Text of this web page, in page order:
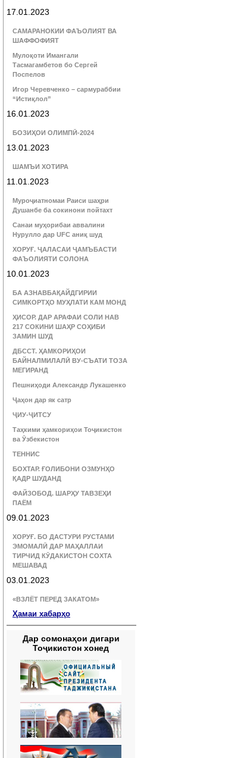
17.01.2023
САМАРАНОКИИ ФАЪОЛИЯТ ВА
ШАФФОФИЯТ
Мулоқоти Имангали
Тасмагамбетов бо Сергей
Поспелов
Игор Черевченко – сармураббии
“Истиқлол”
16.01.2023
БОЗИҲОИ ОЛИМПӢ-2024
13.01.2023
ШАМЪИ ХОТИРА
11.01.2023
Муроҷиатномаи Раиси шаҳри
Душанбе ба сокинони пойтахт
Санаи муҳорибаи аввалини
Нурулло дар UFC аниқ шуд
ХОРУҒ. ҶАЛАСАИ ҶАМЪБАСТИ
ФАЪОЛИЯТИ СОЛОНА
10.01.2023
БА АЗНАВБАҚАЙДГИРИИ
СИМКОРТҲО МУҲЛАТИ КАМ МОНД
ҲИСОР. ДАР АРАФАИ СОЛИ НАВ
217 СОКИНИ ШАҲР СОҲИБИ
ЗАМИН ШУД
ДБССТ. ҲАМКОРИҲОИ
БАЙНАЛМИЛАЛӢ ВУ-СЪАТИ ТОЗА
МЕГИРАНД
Пешниҳоди Александр Лукашенко
Ҷаҳон дар як сатр
ҶИУ-ҶИТСУ
Таҳкими ҳамкориҳои Тоҷикистон
ва Ӯзбекистон
ТЕННИС
БОХТАР. ҒОЛИБОНИ ОЗМУНҲО
ҚАДР ШУДАНД
ФАЙЗОБОД. ШАРҲУ ТАВЗЕҲИ
ПАЁМ
09.01.2023
ХОРУҒ. БО ДАСТУРИ РУСТАМИ
ЭМОМАЛӢ ДАР МАҲАЛЛАИ
ТИРЧИД КӮДАКИСТОН СОХТА
МЕШАВАД
03.01.2023
«ВЗЛЁТ ПЕРЕД ЗАКАТОМ»
Ҳамаи хабарҳо
Дар сомонаҳои дигари
Тоҷикистон хонед